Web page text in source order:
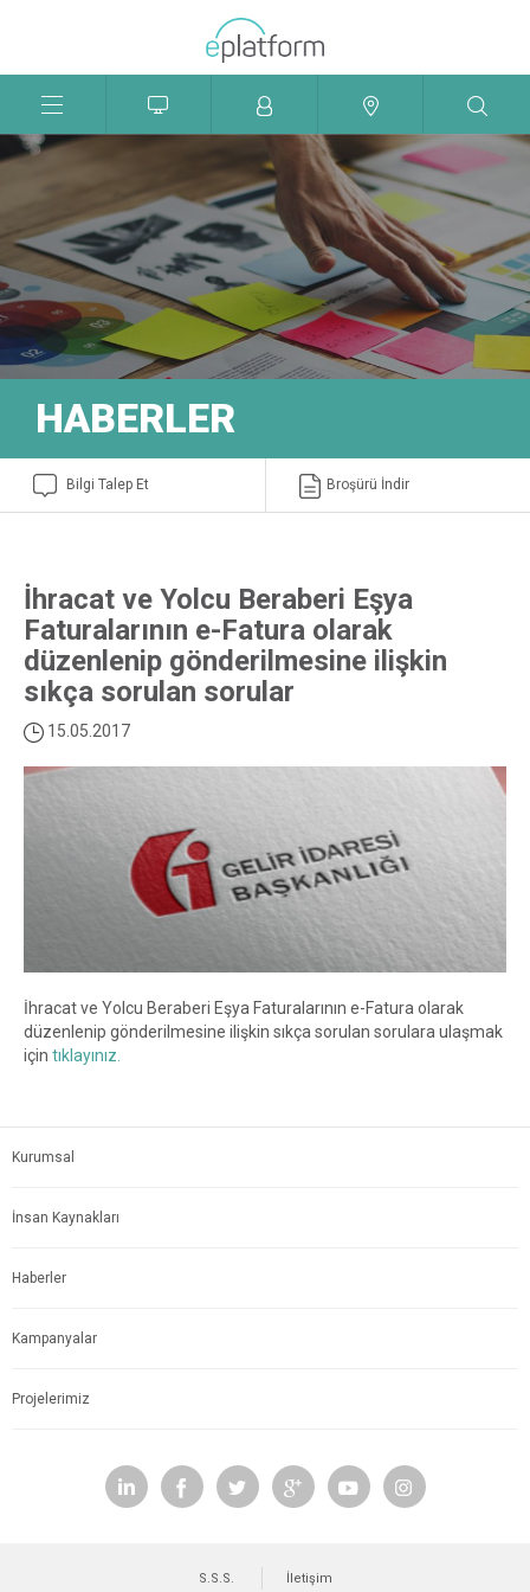
Kapat
HABERLER
Bilgi Talep Et Broşürü İndir
İhracat ve Yolcu Beraberi Eşya
Faturalarının e-Fatura olarak
düzenlenip gönderilmesine ilişkin
sıkça sorulan sorular
15.05.2017
İhracat ve Yolcu Beraberi Eşya Faturalarının e-Fatura olarak
düzenlenip gönderilmesine ilişkin sıkça sorulan sorulara ulaşmak
için tıklayınız.
Kurumsal
İnsan Kaynakları
Haberler
Kampanyalar
Projelerimiz
S.S.S. İletişim